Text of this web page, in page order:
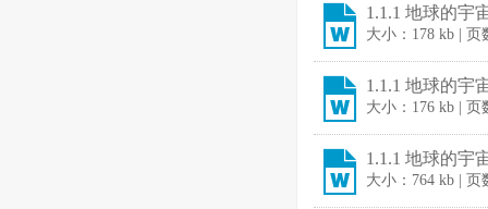
1.1.1 地球的宇
大小：178 kb |
1.1.1 地球的宇
大小：176 kb |
1.1.1 地球的宇
大小：764 kb |